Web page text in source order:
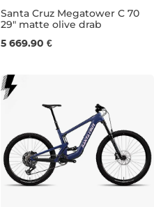
Darček
Santa Cruz Megatower C 70
29" matte olive drab
5 669.90 €